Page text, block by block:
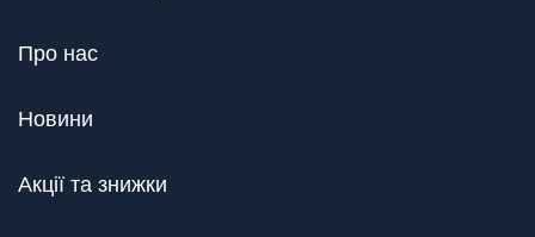
Про нас
Новини
Акції та знижки